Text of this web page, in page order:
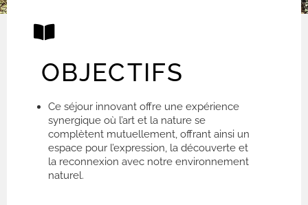
OBJECTIFS
Ce séjour innovant offre une expérience
synergique où l’art et la nature se
complètent mutuellement, offrant ainsi un
espace pour l’expression, la découverte et
la reconnexion avec notre environnement
naturel.